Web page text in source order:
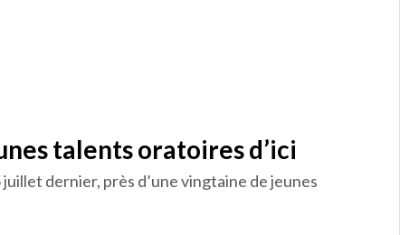
talents oratoires d’ici
dernier, près d’une vingtaine de jeunes